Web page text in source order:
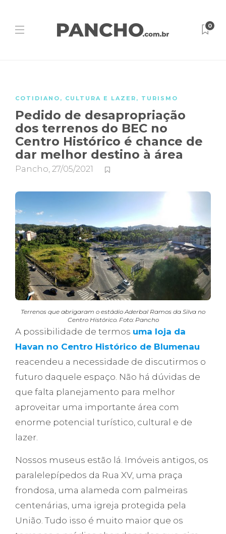
0
COTIDIANO , CULTURA E LAZER , TURISMO
Pedido de desapropriação
dos terrenos do BEC no
Centro Histórico é chance de
dar melhor destino à área
Pancho, 27/05/2021
Terrenos que abrigaram o estádio Aderbal Ramos da Silva no
Centro Histórico. Foto: Pancho
A possibilidade de termos uma loja da
Havan no Centro Histórico de Blumenau
reacendeu a necessidade de discutirmos o
futuro daquele espaço. Não há dúvidas de
que falta planejamento para melhor
aproveitar uma importante área com
enorme potencial turístico, cultural e de
lazer.
Nossos museus estão lá. Imóveis antigos, os
paralelepípedos da Rua XV, uma praça
frondosa, uma alameda com palmeiras
centenárias, uma igreja protegida pela
União. Tudo isso é muito maior que os